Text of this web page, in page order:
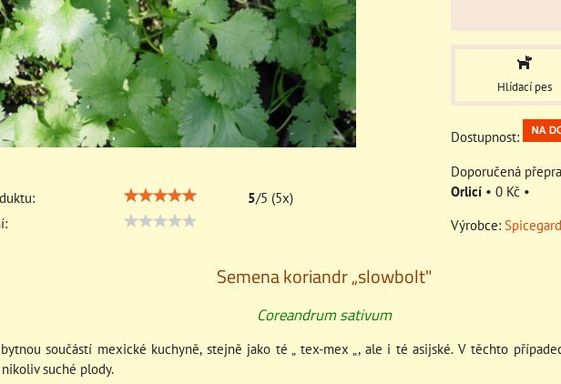
5/5 (5x)
Hlídací pes
Dostupnost:
Orlicí • 0 Kč •
Výrobce:
Semena koriandr „slowbolt"
Coreandrum sativum
součástí mexické kuchyně, stejně jako té „ tex-mex „, ale i té asijské. V těchto
suché plody.